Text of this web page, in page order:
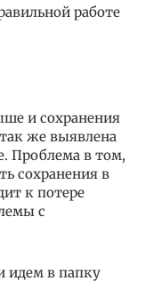
работе
и сохранения
же выявлена
Проблема в том,
сохранения в
к потере
с
идем в папку